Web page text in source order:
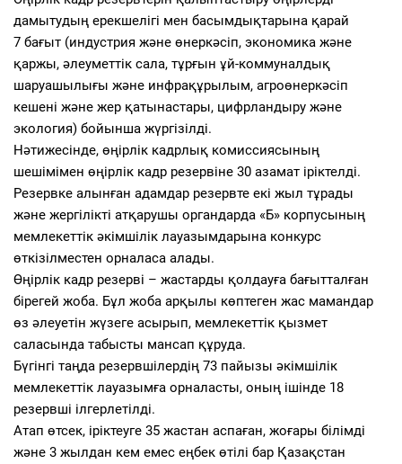
дамытудың ерекшелігі мен басымдықтарына қарай
7 бағыт (индустрия және өнеркәсіп, экономика және
қаржы, әлеуметтік сала, тұрғын ұй-коммуналдық
шаруашылығы және инфрақұрылым, агроөнеркәсіп
кешені және жер қатынастары, цифрландыру және
экология) бойынша жүргізілді.
Нәтижесінде, өңірлік кадрлық комиссиясының
шешімімен өңірлік кадр резервіне 30 азамат іріктелді.
Резервке алынған адамдар резервте екі жыл тұрады
және жергілікті атқарушы органдарда «Б» корпусының
мемлекеттік әкімшілік лауазымдарына конкурс
өткізілместен орналаса алады.
Өңірлік кадр резерві – жастарды қолдауға бағытталған
бірегей жоба. Бұл жоба арқылы көптеген жас мамандар
өз әлеуетін жүзеге асырып, мемлекеттік қызмет
саласында табысты мансап құруда.
Бүгінгі таңда резервшілердің 73 пайызы әкімшілік
мемлекеттік лауазымға орналасты, оның ішінде 18
резервші ілгерлетілді.
Атап өтсек, іріктеуге 35 жастан аспаған, жоғары білімді
және 3 жылдан кем емес еңбек өтілі бар Қазақстан